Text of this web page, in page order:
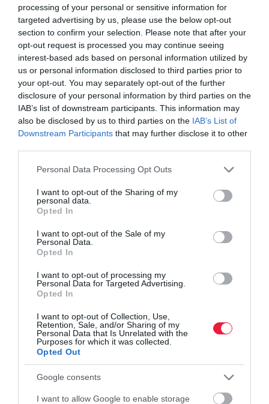
processing of your personal or sensitive information for
targeted advertising by us, please use the below opt-out
section to confirm your selection. Please note that after your
opt-out request is processed you may continue seeing
interest-based ads based on personal information utilized by
us or personal information disclosed to third parties prior to
your opt-out. You may separately opt-out of the further
disclosure of your personal information by third parties on the
IAB’s list of downstream participants. This information may
also be disclosed by us to third parties on the IAB’s List of
Downstream Participants that may further disclose it to other
Please note that this website/app uses one or more Google
not limited to your visit or usage behaviour. You may click to
grant or deny consent to Google and its third-party tags to
use your data for below specified purposes in below Google
consent section.
Personal Data Processing Opt Outs
I want to opt-out of the Sharing of my
personal data.
Opted In
I want to opt-out of the Sale of my
Personal Data.
Opted In
I want to opt-out of processing my
Personal Data for Targeted Advertising.
Opted In
I want to opt-out of Collection, Use,
Retention, Sale, and/or Sharing of my
Personal Data that Is Unrelated with the
Purposes for which it was collected.
Opted Out
Google consents
I want to allow Google to enable storage
Egyre nehezebb lesz kivágni a rezet, mert kevés
van belőle
Jelenleg is jelentős, ráadásul folyamatosan növekszik a rézhiány a
világpiacon. A világgazdaság szempontjából kulcsfontosságú a
nyersanyag, de a helyzet javulására jódarabig nem számítanak a…